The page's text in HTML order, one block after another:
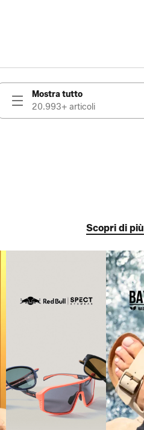
Mostra tutto
20.993+ articoli
Scopri di più